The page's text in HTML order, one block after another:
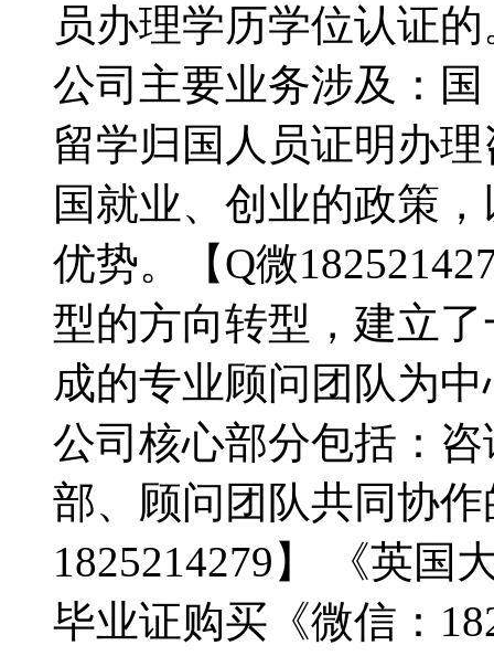
员办理学历学位认证
公司主要业务涉及：
留学归国人员证明办
国就业、创业的政策
优势。【Q微
型的方向转型，建立
成的专业顾问团队为
公司核心部分包括：
部、顾问团队共同协
1825214279】 《英国
毕业证购买《微信：